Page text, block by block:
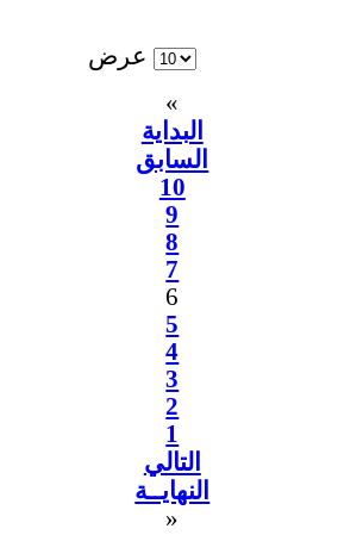
عرض
«
البداية
السابق
10
9
8
7
6
5
4
3
2
1
التالي
النهايــة
»